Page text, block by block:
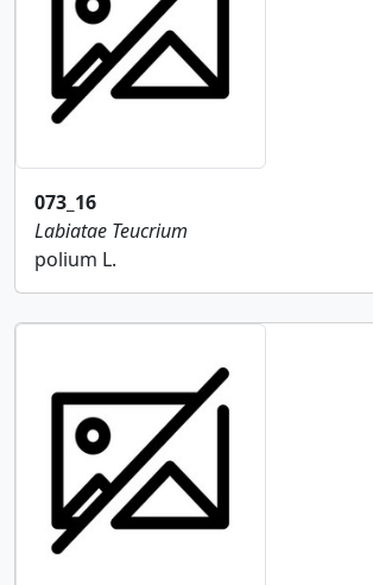
073_16
Labiatae Teucrium
polium L.